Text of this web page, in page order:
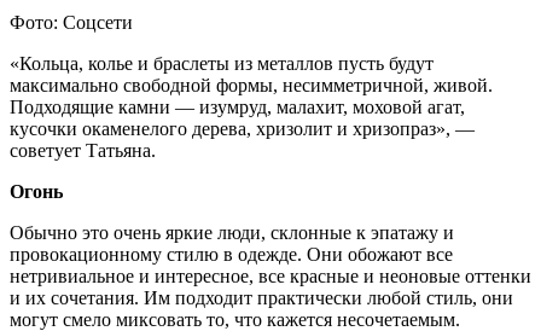
Фото: Соцсети
«Кольца, колье и браслеты из металлов пусть будут
максимально свободной формы, несимметричной, живой.
Подходящие камни — изумруд, малахит, моховой агат,
кусочки окаменелого дерева, хризолит и хризопраз», —
советует Татьяна.
Огонь
Обычно это очень яркие люди, склонные к эпатажу и
провокационному стилю в одежде. Они обожают все
нетривиальное и интересное, все красные и неоновые оттенки
и их сочетания. Им подходит практически любой стиль, они
могут смело миксовать то, что кажется несочетаемым.